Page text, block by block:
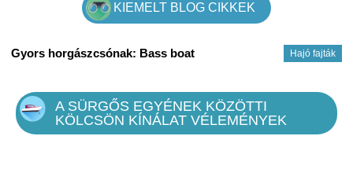
KIEMELT BLOG CIKKEK
Hajó fajták
Gyors horgászcsónak: Bass boat
A SÜRGŐS EGYÉNEK KÖZÖTTI
KÖLCSÖN KÍNÁLAT VÉLEMÉNYEK